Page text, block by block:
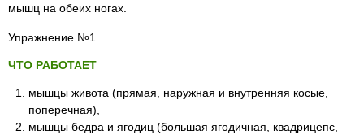
мышц на обеих ногах.
Упражнение №1
ЧТО РАБОТАЕТ
мышцы живота (прямая, наружная и внутренняя косые,
поперечная),
мышцы бедра и ягодиц (большая ягодичная, квадрицепс,